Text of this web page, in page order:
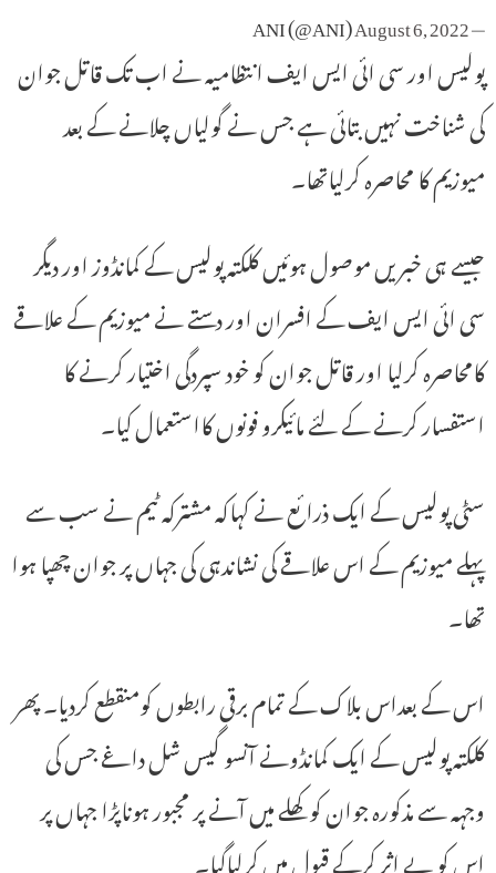
— ANI (@ANI)
August 6, 2022
پولیس اور سی ائی ایس ایف انتظامیہ نے اب تک قاتل جوان
کی شناخت نہیں بتائی ہے جس نے گولیاں چلانے کے بعد
میوزیم کا محاصرہ کرلیاتھا۔
جیسے ہی خبریں موصول ہوئیں کلکتہ پولیس کے کمانڈوز اور دیگر
سی ائی ایس ایف کے افسران اور دستے نے میوزیم کے علاقے
کامحاصرہ کرلیا اور قاتل جوان کو خود سپردگی اختیار کرنے کا
استفسار کرنے کے لئے مائیکرو فونوں کااستعمال کیا۔
سٹی پولیس کے ایک ذرائع نے کہاکہ مشترکہ ٹیم نے سب سے
پہلے میوزیم کے اس علاقے کی نشاندہی کی جہاں پر جوان چھپا ہوا
تھا۔
اس کے بعداس بلاک کے تمام برقی رابطوں کومنقطع کردیا۔ پھر
کلکتہ پولیس کے ایک کمانڈونے آنسو گیس شل داغے جس کی
وجہہ سے مذکورہ جوان کو کھلے میں آنے پر مجبور ہوناپڑا جہاں پر
اس کو بے اثر کرکے قبول میں کرلیاگیا۔